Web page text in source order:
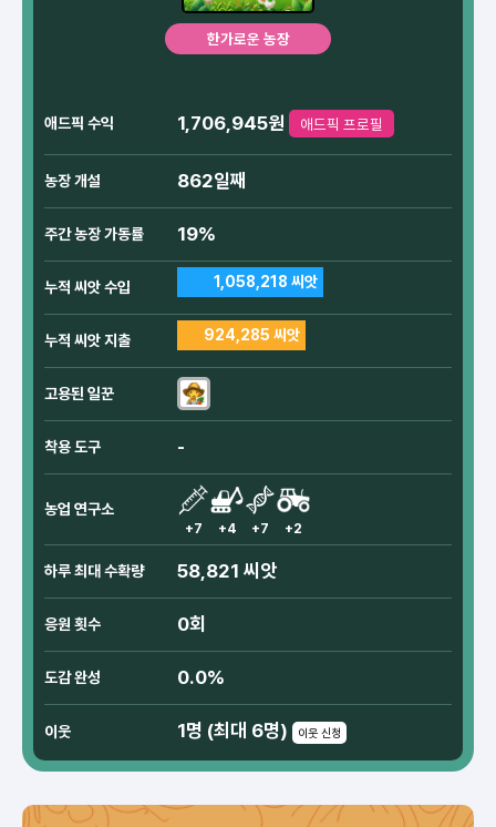
한가로운 농장
애드픽 수익 1,706,945원 애드픽 프로필
농장 개설 862일째
주간 농장 가동률 19%
누적 씨앗 수입 1,058,218 씨앗
누적 씨앗 지출 924,285 씨앗
고용된 일꾼
착용 도구 -
농업 연구소
+7 +4 +7 +2
하루 최대 수확량 58,821 씨앗
응원 횟수 0회
도감 완성 0.0%
이웃 1명 (최대 6명) 이웃 신청